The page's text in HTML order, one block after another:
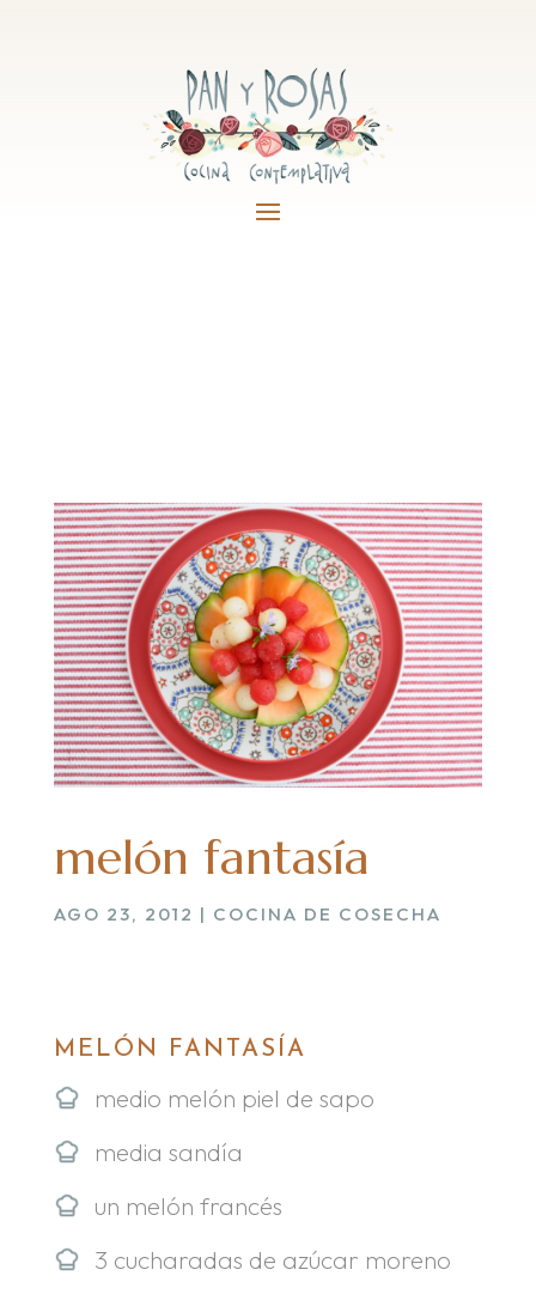
melón fantasía
AGO 23, 2012 | COCINA DE COSECHA
MELÓN FANTASÍA
medio melón piel de sapo
media sandía
un melón francés
3 cucharadas de azúcar moreno